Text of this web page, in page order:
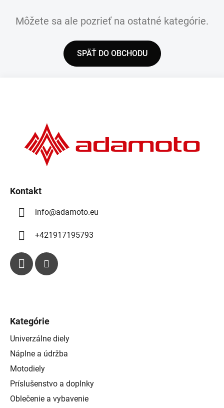
Môžete sa ale pozrieť na ostatné kategórie.
SPÄŤ DO OBCHODU
Kontakt
info@adamoto.eu
+421917195793
Kategórie
Univerzálne diely
Náplne a údržba
Motodiely
Príslušenstvo a doplnky
Oblečenie a vybavenie